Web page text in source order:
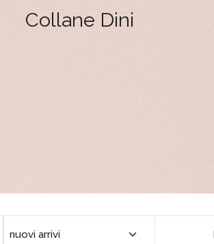
Collane Dini